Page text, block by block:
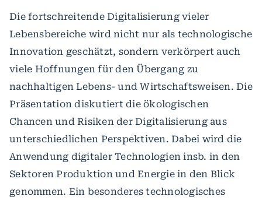
Die fortschreitende Digitalisierung vieler
Lebensbereiche wird nicht nur als technologische
Innovation geschätzt, sondern verkörpert auch
viele Hoffnungen für den Übergang zu
nachhaltigen Lebens- und Wirtschaftsweisen. Die
Präsentation diskutiert die ökologischen
Chancen und Risiken der Digitalisierung aus
unterschiedlichen Perspektiven. Dabei wird die
Anwendung digitaler Technologien insb. in den
Sektoren Produktion und Energie in den Blick
genommen. Ein besonderes technologisches